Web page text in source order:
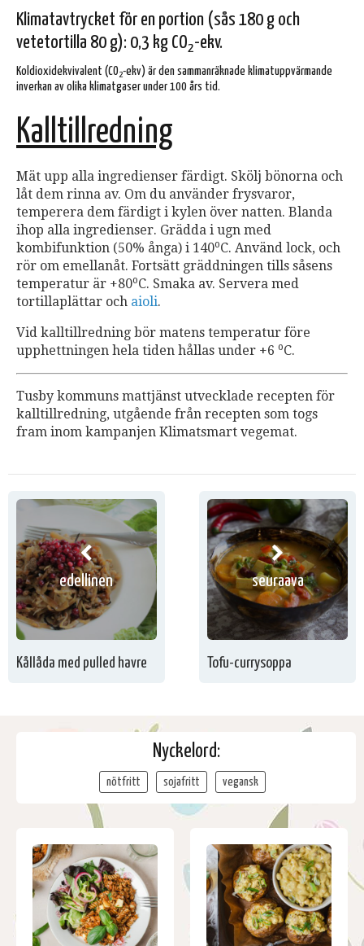
Klimatavtrycket för en portion (sås 180 g och
vetetortilla 80 g): 0,3 kg CO2-ekv.
Koldioxidekvivalent (CO2-ekv) är den sammanräknade klimatuppvärmande
inverkan av olika klimatgaser under 100 års tid.
Kalltillredning
Mät upp alla ingredienser färdigt. Skölj bönorna och
låt dem rinna av. Om du använder frysvaror,
temperera dem färdigt i kylen över natten. Blanda
ihop alla ingredienser. Grädda i ugn med
kombifunktion (50% ånga) i 140oC. Använd lock, och
rör om emellanåt. Fortsätt gräddningen tills såsens
temperatur är +80oC. Smaka av. Servera med
tortillaplättar och aioli.
Vid kalltillredning bör matens temperatur före
upphettningen hela tiden hållas under +6 oC.
Tusby kommuns mattjänst utvecklade recepten för
kalltillredning, utgående från recepten som togs
fram inom kampanjen Klimatsmart vegemat.
edellinen
Kållåda med pulled havre
seuraava
Tofu-currysoppa
Nyckelord:
nötfritt sojafritt vegansk